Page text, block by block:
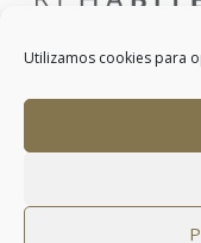
Utilizamos cookies para
Conde de